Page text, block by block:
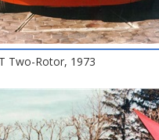
Two-Rotor, 1973